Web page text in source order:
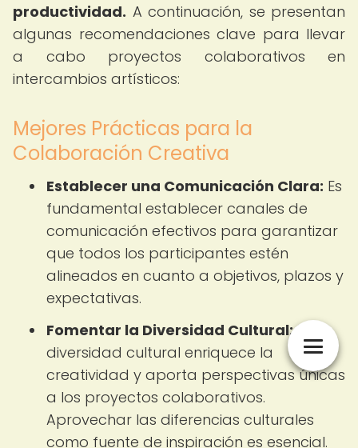
productividad. A continuación, se presentan
algunas recomendaciones clave para llevar
a cabo proyectos colaborativos en
intercambios artísticos:
Mejores Prácticas para la
Colaboración Creativa
Establecer una Comunicación Clara: Es
fundamental establecer canales de
comunicación efectivos para garantizar
que todos los participantes estén
alineados en cuanto a objetivos, plazos y
expectativas.
Fomentar la Diversidad Cultural:La
diversidad cultural enriquece la
creatividad y aporta perspectivas únicas
a los proyectos colaborativos.
Aprovechar las diferencias culturales
como fuente de inspiración es esencial.